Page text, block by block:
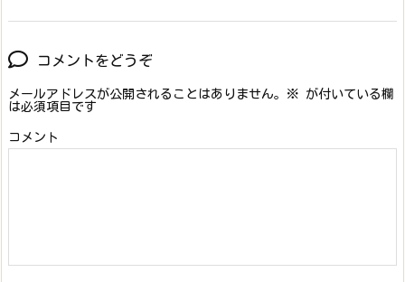
コメントをどうぞ
メールアドレスが公開されることはありません。 ※ が付いている欄
は必須項目です
コメント